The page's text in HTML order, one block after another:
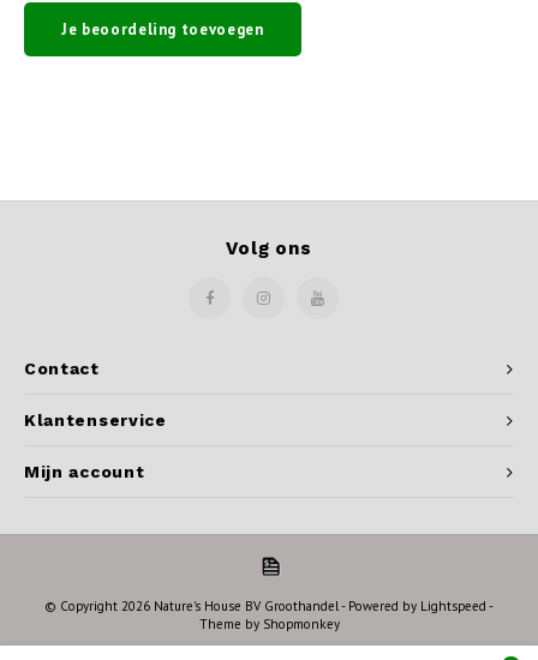
Je beoordeling toevoegen
Contact
Volg ons
Klantenservice
Mijn account
© Copyright 2026 Nature's House BV Groothandel - Powered by Lightspeed -
Theme by Shopmonkey